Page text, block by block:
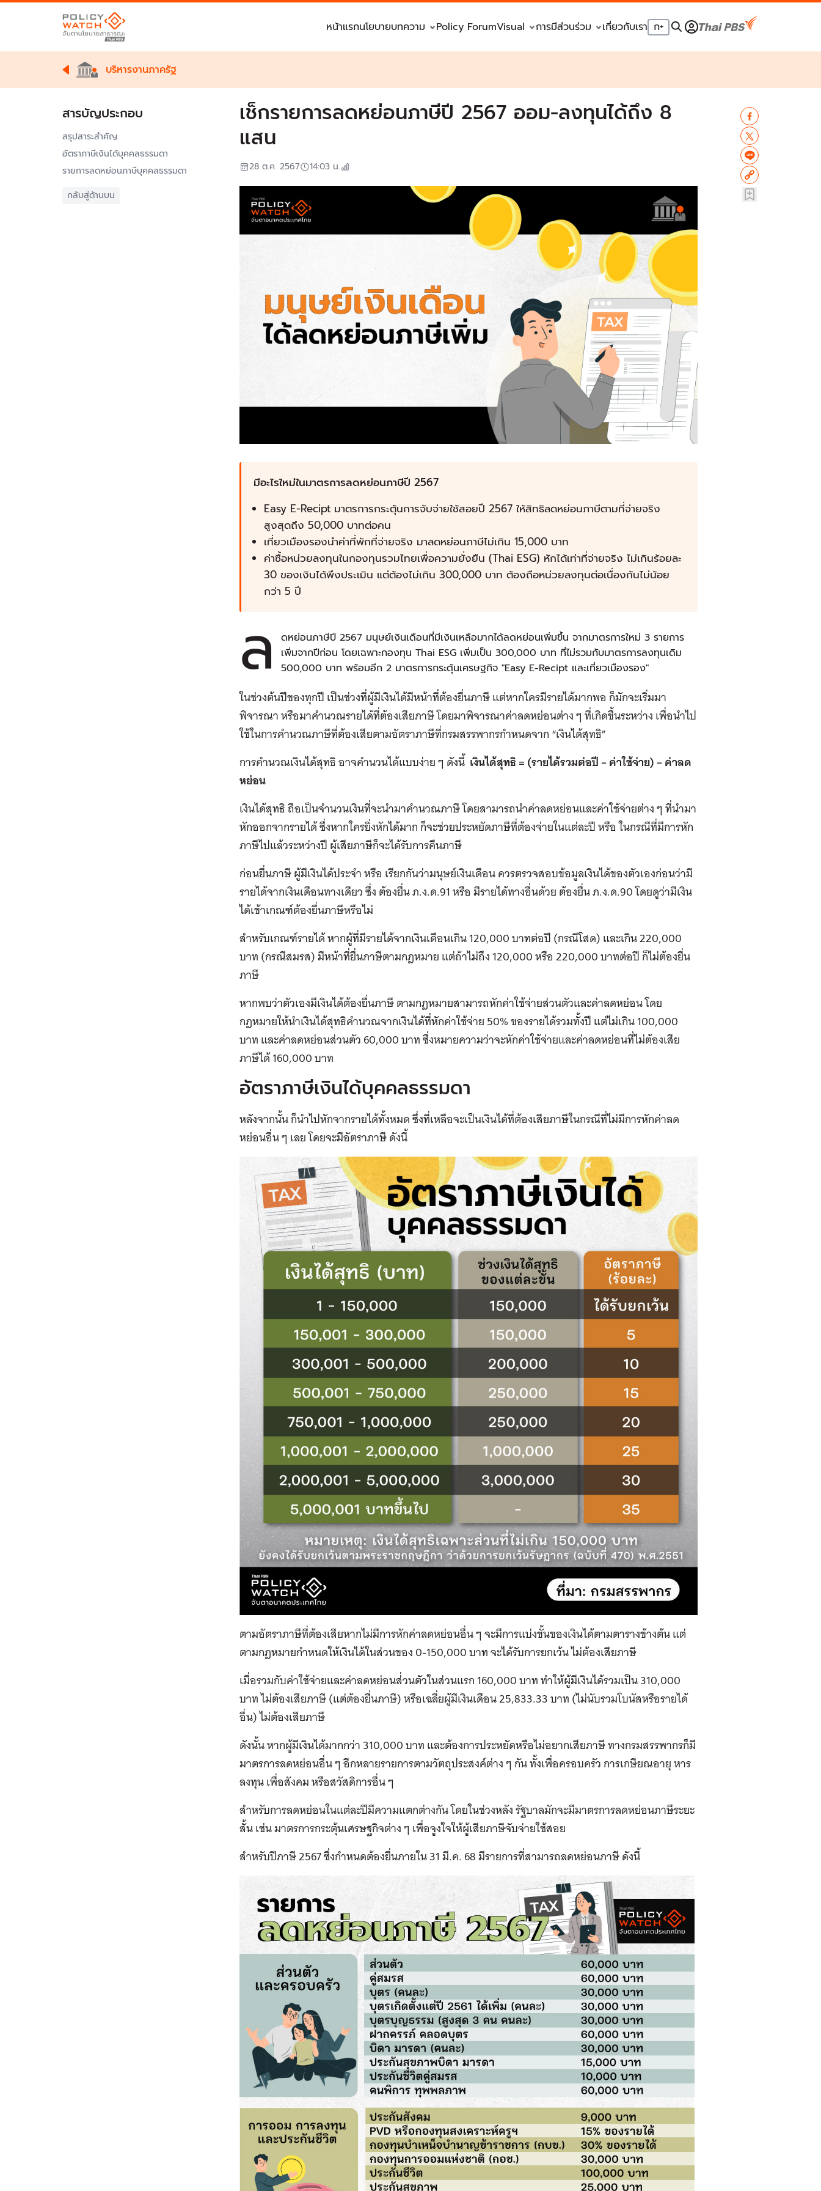
หน้าแรกนโยบายบทความ Policy ForumVisual การมีส่วนร่วม เกี่ยวกับเรา ก+
บริหารงานภาครัฐ
สารบัญประกอบ
สรุปสาระสำคัญ
อัตราภาษีเงินได้บุคคลธรรมดา
รายการลดหย่อนภาษีบุคคลธรรมดา
กลับสู่ด้านบน
เช็กรายการลดหย่อนภาษีปี 2567 ออม-ลงทุนได้ถึง 8
แสน
28 ต.ค. 2567 14:03 น.
มีอะไรใหม่ในมาตรการลดหย่อนภาษีปี 2567
Easy E-Recipt มาตรการกระตุ้นการจับจ่ายใช้สอยปี 2567 ให้สิทธิลดหย่อนภาษีตามที่จ่ายจริง
สูงสุดถึง 50,000 บาทต่อคน
เที่ยวเมืองรองนำค่าที่พักที่จ่ายจริง มาลดหย่อนภาษีไม่เกิน 15,000 บาท
ค่าซื้อหน่วยลงทุนในกองทุนรวมไทยเพื่อความยั่งยืน (Thai ESG) หักได้เท่าที่จ่ายจริง ไม่เกินร้อยละ
30 ของเงินได้พึงประเมิน แต่ต้องไม่เกิน 300,000 บาท ต้องถือหน่วยลงทุนต่อเนื่องกันไม่น้อย
กว่า 5 ปี
ล
ดหย่อนภาษีปี 2567 มนุษย์เงินเดือนที่มีเงินเหลือมากได้ลดหย่อนเพิ่มขึ้น จากมาตรการใหม่ 3 รายการ
เพิ่มจากปีก่อน โดยเฉพาะกองทุน Thai ESG เพิ่มเป็น 300,000 บาท ที่ไม่รวมกับมาตรการลงทุนเดิม
500,000 บาท พร้อมอีก 2 มาตรการกระตุ้นเศรษฐกิจ "Easy E-Recipt และเที่ยวเมืองรอง"
ในช่วงต้นปีของทุกปี เป็นช่วงที่ผู้มีเงินได้มีหน้าที่ต้องยื่นภาษี แต่หากใครมีรายได้มากพอ ก็มักจะเริ่มมา
พิจารณา หรือมาคำนวณรายได้ที่ต้องเสียภาษี โดยมาพิจารณาค่าลดหย่อนต่าง ๆ ที่เกิดขึ้นระหว่าง เพื่อนำไป
ใช้ในการคำนวณภาษีที่ต้องเสียตามอัตราภาษีที่กรมสรรพากรกำหนดจาก “เงินได้สุทธิ”
การคำนวณเงินได้สุทธิ อาจคำนวนได้แบบง่าย ๆ ดังนี้ เงินได้สุทธิ = (รายได้รวมต่อปี – ค่าใช้จ่าย) – ค่าลด
หย่อน
เงินได้สุทธิ ถือเป็นจำนวนเงินที่จะนำมาคำนวณภาษี โดยสามารถนำค่าลดหย่อนและค่าใช้จ่ายต่าง ๆ ที่นำมา
หักออกจากรายได้ ซึ่งหากใครยิ่งหักได้มาก ก็จะช่วยประหยัดภาษีที่ต้องจ่ายในแต่ละปี หรือ ในกรณีที่มีการหัก
ภาษีไปแล้วระหว่างปี ผู้เสียภาษีก็จะได้รับการคืนภาษี
ก่อนยื่นภาษี ผู้มีเงินได้ประจำ หรือ เรียกกันว่ามนุษย์เงินเดือน ควรตรวจสอบข้อมูลเงินได้ของตัวเองก่อนว่ามี
รายได้จากเงินเดือนทางเดียว ซึ่ง ต้องยื่น ภ.ง.ด.91 หรือ มีรายได้ทางอื่นด้วย ต้องยื่น ภ.ง.ด.90 โดยดูว่ามีเงิน
ได้เข้าเกณฑ์ต้องยื่นภาษีหรือไม่
สำหรับเกณฑ์รายได้ หากผู้ที่มีรายได้จากเงินเดือนเกิน 120,000 บาทต่อปี (กรณีโสด) และเกิน 220,000
บาท (กรณีสมรส) มีหน้าที่ยื่นภาษีตามกฎหมาย แต่ถ้าไม่ถึง 120,000 หรือ 220,000 บาทต่อปี ก็ไม่ต้องยื่น
ภาษี
หากพบว่าตัวเองมีเงินได้ต้องยื่นภาษี ตามกฎหมายสามารถหักค่าใช้จ่ายส่วนตัวและค่าลดหย่อน โดย
กฎหมายให้นำเงินได้สุทธิคำนวณจากเงินได้ที่หักค่าใช้จ่าย 50% ของรายได้รวมทั้งปี แต่ไม่เกิน 100,000
บาท และค่าลดหย่อนส่วนตัว 60,000 บาท ซึ่งหมายความว่าจะหักค่าใช้จ่ายและค่าลดหย่อนที่ไม่ต้องเสีย
ภาษีได้ 160,000 บาท
อัตราภาษีเงินได้บุคคลธรรมดา
หลังจากนั้น ก็นำไปหักจากรายได้ทั้งหมด ซึ่งที่เหลือจะเป็นเงินได้ที่ต้องเสียภาษีในกรณีที่ไม่มีการหักค่าลด
หย่อนอื่น ๆ เลย โดยจะมีอัตราภาษี ดังนี้
ตามอัตราภาษีที่ต้องเสียหากไม่มีการหักค่าลดหย่อนอื่น ๆ จะมีการแบ่งขั้นของเงินได้ตามตารางข้างต้น แต่
ตามกฎหมายกำหนดให้เงินได้ในส่วนของ 0-150,000 บาท จะได้รับการยกเว้น ไม่ต้องเสียภาษี
เมื่อรวมกับค่าใช้จ่ายและค่าลดหย่อนส่่วนตัวในส่วนแรก 160,000 บาท ทำให้ผู้มีเงินได้รวมเป็น 310,000
บาท ไม่ต้องเสียภาษี (แต่ต้องยื่นภาษี) หรือเฉลี่ยผู้มีเงินเดือน 25,833.33 บาท (ไม่นับรวมโบนัสหรือรายได้
อื่น) ไม่ต้องเสียภาษี
ดังนั้น หากผู้มีเงินได้มากกว่า 310,000 บาท และต้องการประหยัดหรือไม่อยากเสียภาษี ทางกรมสรรพากรก็มี
มาตรการลดหย่อนอื่น ๆ อีกหลายรายการตามวัตถุประสงค์ต่าง ๆ กัน ทั้งเพื่อครอบครัว การเกษียณอายุ หาร
ลงทุน เพื่อสังคม หรือสวัสดิการอื่น ๆ
สำหรับการลดหย่อนในแต่ละปีมีความแตกต่างกัน โดยในช่วงหลัง รัฐบาลมักจะมีมาตรการลดหย่อนภาษีระยะ
สั้น เช่น มาตรการกระตุ้นเศรษฐกิจต่าง ๆ เพื่อจูงใจให้ผู้เสียภาษีจับจ่ายใช้สอย
สำหรับปีภาษี 2567 ซึ่งกำหนดต้องยื่นภายใน 31 มี.ค. 68 มีรายการที่สามารถลดหย่อนภาษี ดังนี้